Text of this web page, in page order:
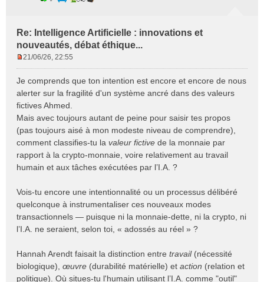
Re: Intelligence Artificielle : innovations et
nouveautés, débat éthique...
s
s
a
g
e
n
l
21/06/26, 22:55
Je comprends que ton intention est encore et encore de nous
alerter sur la fragilité d'un système ancré dans des valeurs
fictives Ahmed.
Mais avec toujours autant de peine pour saisir tes propos
(pas toujours aisé à mon modeste niveau de comprendre),
comment classifies-tu la valeur fictive de la monnaie par
rapport à la crypto-monnaie, voire relativement au travail
humain et aux tâches exécutées par l’I.A. ?
Vois-tu encore une intentionnalité ou un processus délibéré
quelconque à instrumentaliser ces nouveaux modes
transactionnels — puisque ni la monnaie-dette, ni la crypto, ni
l’I.A. ne seraient, selon toi, « adossés au réel » ?
Hannah Arendt faisait la distinction entre travail(nécessité
biologique), œuvre (durabilité matérielle) et action (relation et
politique). Où situes-tu l'humain utilisant l’I.A. comme "outil"